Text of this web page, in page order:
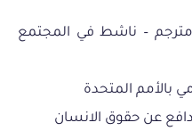
– ناشط في المجتمع
المتحدة
عن حقوق الانسان